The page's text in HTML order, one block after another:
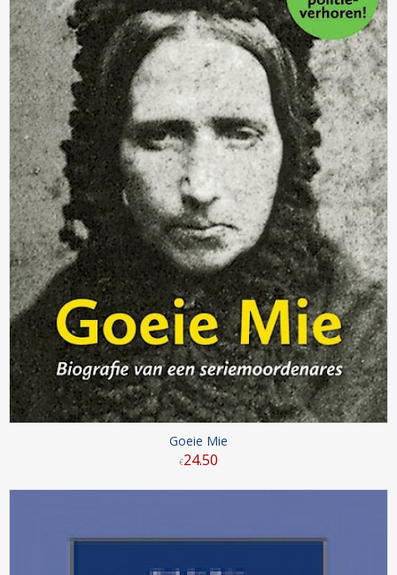
Goeie Mie
€24.50